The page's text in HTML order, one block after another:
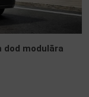
dod modulāra